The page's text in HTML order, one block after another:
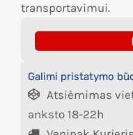
transportavimui.
Galimi pristatymo
Atsiėmimas
anksto 18-22h